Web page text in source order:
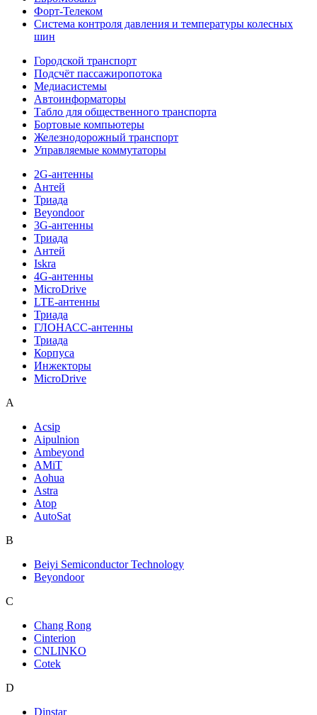
Форт-Телеком
Система контроля давления и температуры колесных
шин
Городской транспорт
Подсчёт пассажиропотока
Медиасистемы
Автоинформаторы
Табло для общественного транспорта
Бортовые компьютеры
Железнодорожный транспорт
Управляемые коммутаторы
2G-антенны
Антей
Триада
Beyondoor
3G-антенны
Триада
Антей
Iskra
4G-антенны
MicroDrive
LTE-антенны
Триада
ГЛОНАСС-антенны
Триада
Корпуса
Инжекторы
MicroDrive
A
Acsip
Aipulnion
Ambeyond
AMiT
Aohua
Astra
Atop
AutoSat
B
Beiyi Semiconductor Technology
Beyondoor
C
Chang Rong
Cinterion
CNLINKO
Cotek
D
Dinstar